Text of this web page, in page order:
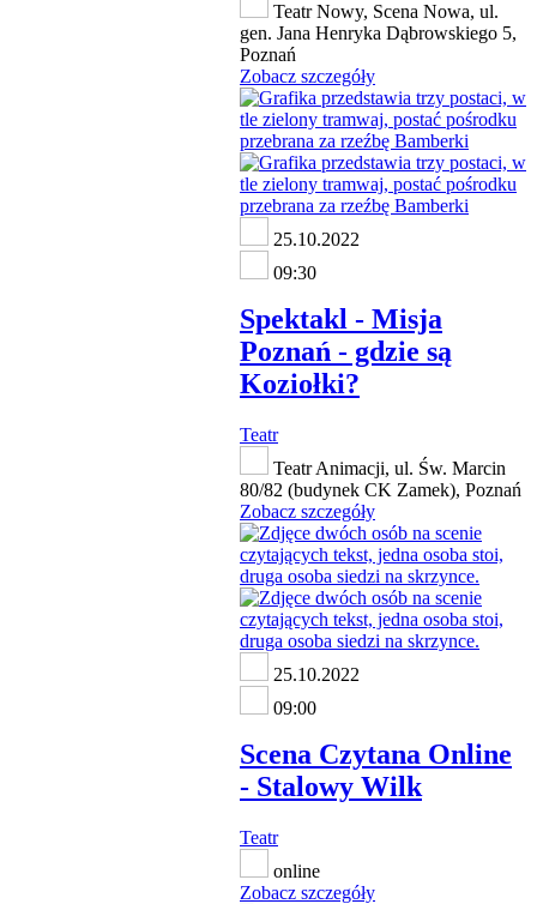
Teatr Nowy, Scena Nowa, ul.
gen. Jana Henryka Dąbrowskiego 5,
Poznań
Zobacz szczegóły
25.10.2022
09:30
Spektakl - Misja
Poznań - gdzie są
Koziołki?
Teatr
Teatr Animacji, ul. Św. Marcin
80/82 (budynek CK Zamek), Poznań
Zobacz szczegóły
25.10.2022
09:00
Scena Czytana Online
- Stalowy Wilk
Teatr
online
Zobacz szczegóły